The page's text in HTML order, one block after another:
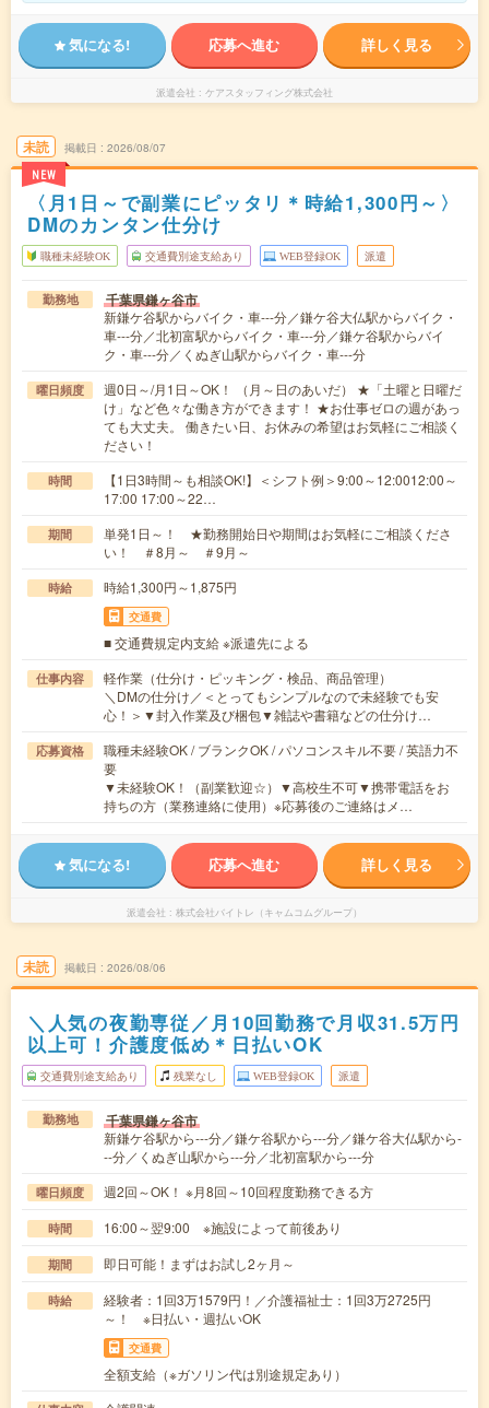
気になる! 応募へ進む 詳しく見る
派遣会社 ケアスタッフィング株式会社
未読
NEW
掲載日 2026/08/07
〈月1日～で副業にピッタリ＊時給1,300円～〉
DMのカンタン仕分け
職種未経験OK 交通費別途支給あり WEB登録OK 派遣
勤務地 千葉県鎌ヶ谷市
新鎌ケ谷駅からバイク・車---分／鎌ケ谷大仏駅からバイク・
車---分／北初富駅からバイク・車---分／鎌ケ谷駅からバイ
ク・車---分／くぬぎ山駅からバイク・車---分
曜日頻度
週0日～/月1日～OK！ （月～日のあいだ） ★「土曜と日曜だ
け」など色々な働き方ができます！ ★お仕事ゼロの週があっ
ても大丈夫。 働きたい日、お休みの希望はお気軽にご相談く
ださい！
時間
【1日3時間～も相談OK!】＜シフト例＞9:00～12:0012:00～
17:00 17:00～22…
期間
単発1日～！ ★勤務開始日や期間はお気軽にご相談くださ
い！ ＃8月～ ＃9月～
時給 時給1,300円～1,875円
交通費
■ 交通費規定内支給 ※派遣先による
仕事内容
軽作業（仕分け・ピッキング・検品、商品管理）
＼DMの仕分け／＜とってもシンプルなので未経験でも安
心！＞▼封入作業及び梱包▼雑誌や書籍などの仕分け…
応募資格
職種未経験OK / ブランクOK / パソコンスキル不要 / 英語力不
要
▼未経験OK！（副業歓迎☆）▼高校生不可▼携帯電話をお
持ちの方（業務連絡に使用）※応募後のご連絡はメ…
気になる! 応募へ進む 詳しく見る
派遣会社 株式会社バイトレ（キャムコムグループ）
未読 掲載日 2026/08/06
＼人気の夜勤専従／月10回勤務で月収31.5万円
以上可！介護度低め＊日払いOK
交通費別途支給あり 残業なし WEB登録OK 派遣
勤務地 千葉県鎌ヶ谷市
新鎌ケ谷駅から---分／鎌ケ谷駅から---分／鎌ケ谷大仏駅から-
--分／くぬぎ山駅から---分／北初富駅から---分
曜日頻度 週2回～OK！ ※月8回～10回程度勤務できる方
時間 16:00～翌9:00 ※施設によって前後あり
期間 即日可能！まずはお試し2ヶ月～
時給
経験者：1回3万1579円！／介護福祉士：1回3万2725円
～！ ※日払い・週払いOK
交通費
全額支給（※ガソリン代は別途規定あり）